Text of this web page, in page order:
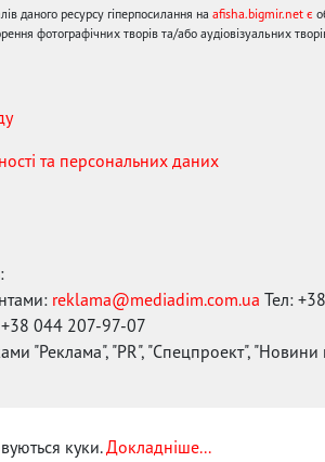
даного ресурсу гіперпосилання на afisha.bigmir.net є
фотографічних творів та/або аудіовізуальних
та персональних даних
reklama@mediadim.com.ua Тел:
+38 044 207-97-07
"Реклама", "PR", "Спецпроект",
куки.Докладніше...